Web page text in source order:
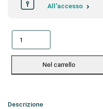
All'accesso
Nel carrello
Descrizione